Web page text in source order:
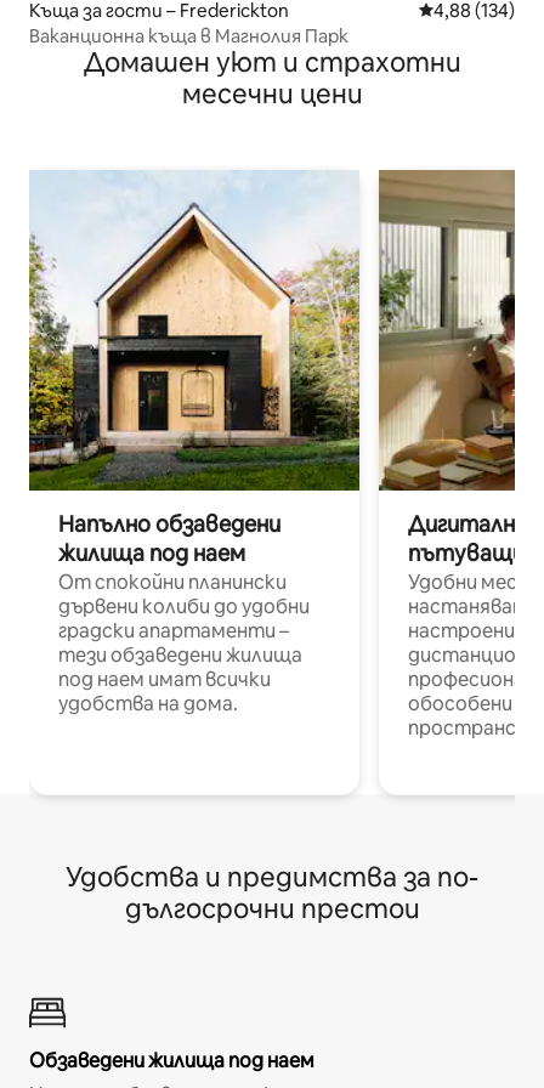
Къща за гости – Frederickton Средна
4,88 (134)
Ваканционна къща в Магнолия Парк
Домашен уют и страхотни
месечни цени
Напълно обзаведени
жилища под наем
От спокойни планински
дървени колиби до удобни
градски апартаменти –
тези обзаведени жилища
под наем имат всички
удобства на дома.
Дигитални
пътуващи
Удобни
настаняване
настроени и
обособени
Удобства и предимства за по-
дългосрочни престои
Обзаведени жилища под наем